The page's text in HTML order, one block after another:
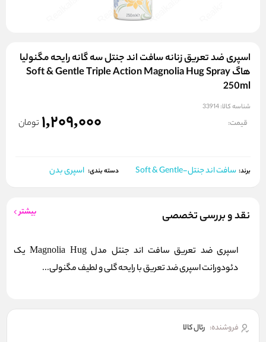
اسپری ضد تعریق زنانه سافت اند جنتل سه‌ گانه رایحه مگنولیا
هاگ Soft & Gentle Triple Action Magnolia Hug Spray
250ml
شناسه کالا:33914
قیمت: 1,209,000 تومان
برند: سافت اند جنتل-Soft & Gentle دسته بندی: اسپری بدن
نقد و بررسی تخصصی بیشتر
اسپری ضد تعریق سافت اند جنتل مدل Magnolia Hug یک
دئودورانت اسپری ضد تعریق با رایحه گلی و لطیف مگنولی...
فروشنده: رئال كالا